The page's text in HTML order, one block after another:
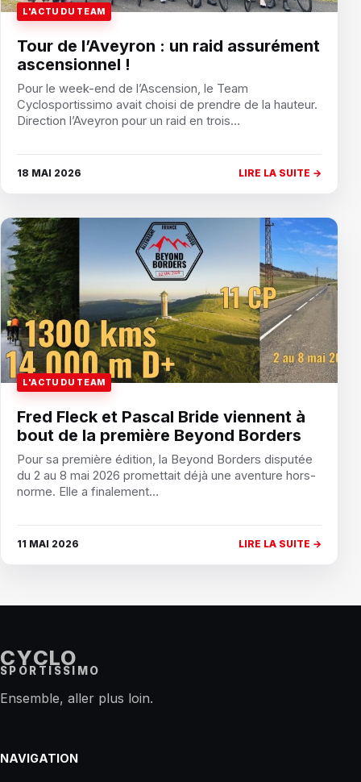
L'ACTU DU TEAM
Tour de l’Aveyron : un raid assurément
ascensionnel !
Pour le week-end de l’Ascension, le Team
Cyclosportissimo avait choisi de prendre de la hauteur.
Direction l’Aveyron pour un raid en trois…
18 MAI 2026 LIRE LA SUITE →
L'ACTU DU TEAM
Fred Fleck et Pascal Bride viennent à
bout de la première Beyond Borders
Pour sa première édition, la Beyond Borders disputée
du 2 au 8 mai 2026 promettait déjà une aventure hors-
norme. Elle a finalement…
11 MAI 2026 LIRE LA SUITE →
CYCLO
SPORTISSIMO
Ensemble, aller plus loin.
NAVIGATION